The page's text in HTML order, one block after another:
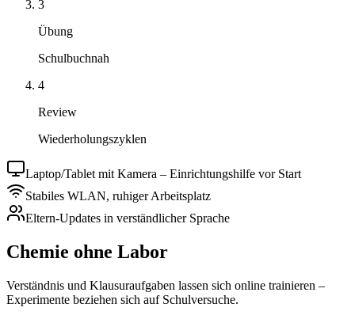
3
Übung
Schulbuchnah
4
Review
Wiederholungszyklen
Laptop/Tablet mit Kamera – Einrichtungshilfe vor Start
Stabiles WLAN, ruhiger Arbeitsplatz
Eltern-Updates in verständlicher Sprache
Chemie ohne Labor
Verständnis und Klausuraufgaben lassen sich online trainieren –
Experimente beziehen sich auf Schulversuche.